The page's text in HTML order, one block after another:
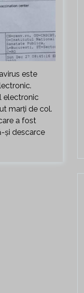
este
electronic
marți de col.
a fost
și descarce